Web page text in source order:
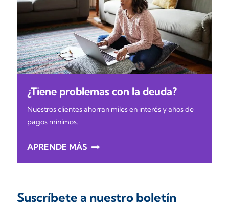
¿Tiene problemas con la deuda?
Nuestros clientes ahorran miles en interés y años de
pagos mínimos.
APRENDE MÁS
Suscríbete a nuestro boletín